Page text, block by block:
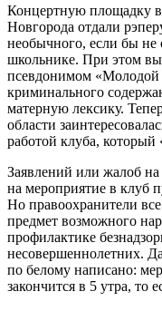
Концертную площадку
Новгорода отдали
необычного, если бы
школьнике. При этом
псевдонимом
криминального
матерную лексику.
области
работой клуба,
Заявлений или жалоб
на мероприятие в клуб
Но правоохранители
предмет возможного
профилактике
несовершеннолетних.
по белому написано:
закончится в 5 утра, то